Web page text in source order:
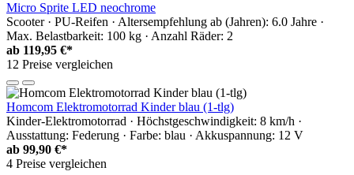
Micro Sprite LED neochrome
Scooter · PU-Reifen · Altersempfehlung ab (Jahren): 6.0 Jahre ·
Max. Belastbarkeit: 100 kg · Anzahl Räder: 2
ab 119,95 €*
12 Preise vergleichen
Homcom Elektromotorrad Kinder blau (1-tlg)
Kinder-Elektromotorrad · Höchstgeschwindigkeit: 8 km/h ·
Ausstattung: Federung · Farbe: blau · Akkuspannung: 12 V
ab 99,90 €*
4 Preise vergleichen